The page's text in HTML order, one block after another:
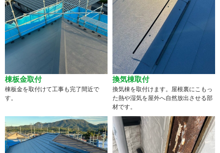
棟板金取付
棟板金を取付けて工事も完了間近で
す。
換気棟取付
換気棟を取付けます。屋根裏にこもっ
た熱や湿気を屋外へ自然放出させる部
材です。